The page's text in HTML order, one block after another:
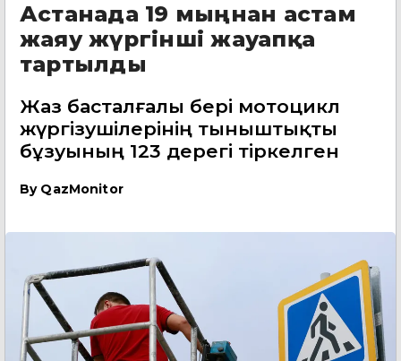
Астанада 19 мыңнан астам
жаяу жүргінші жауапқа
тартылды
Жаз басталғалы бері мотоцикл
жүргізушілерінің тыныштықты
бұзуының 123 дерегі тіркелген
By QazMonitor